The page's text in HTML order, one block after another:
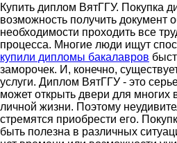
Купить диплом ВятГГУ. Покупка
возможность получить документ
необходимости проходить все
процесса. Многие люди ищут
купили дипломы бакалавров
заморочек. И, конечно,
услуги. Диплом ВятГГУ - это
может открыть двери для многих
личной жизни. Поэтому
стремятся приобрести его.
быть полезна в различных